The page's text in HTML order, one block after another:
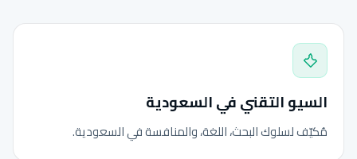
السيو التقني في السعودية
مُكيّف لسلوك البحث، اللغة، والمنافسة في السعودية.